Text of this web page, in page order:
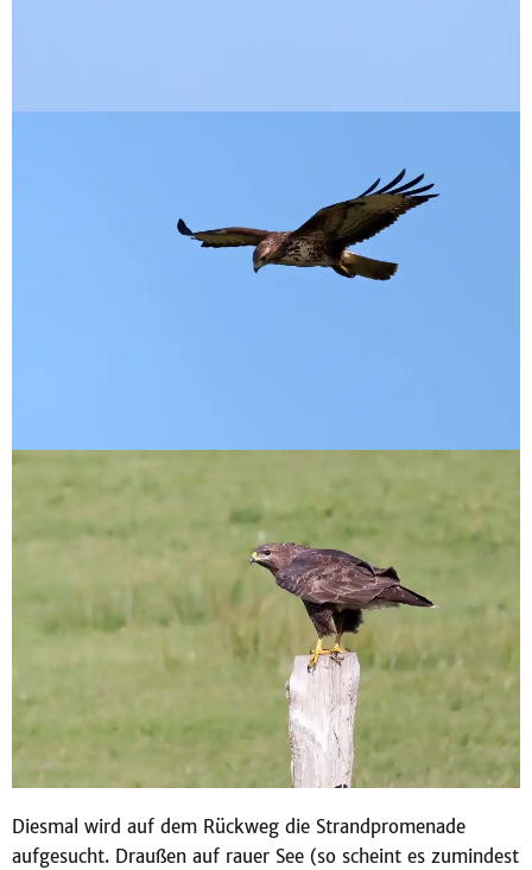
Diesmal wird auf dem Rückweg die Strandpromenade
aufgesucht. Draußen auf rauer See (so scheint es zumindest